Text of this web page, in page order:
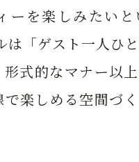
ーを楽しみたい
は「ゲスト一人ひ
形式的なマナー以
で楽しめる空間づ